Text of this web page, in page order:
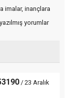
imalar, inançlara
yorumlar
/ 23 Aralık